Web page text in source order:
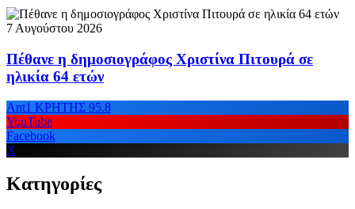
7 Αυγούστου 2026
Πέθανε η δημοσιογράφος Χριστίνα Πιτουρά σε
ηλικία 64 ετών
Ant1 ΚΡΗΤΗΣ 95.8
YouTube
Facebook
X
Κατηγορίες